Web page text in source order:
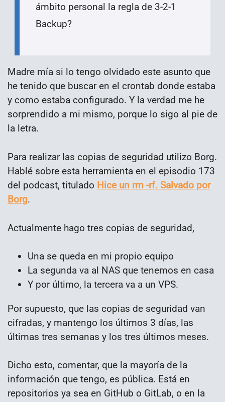
ámbito personal la regla de 3-2-1
Backup?
Madre mía si lo tengo olvidado este asunto que
he tenido que buscar en el crontab donde estaba
y como estaba configurado. Y la verdad me he
sorprendido a mi mismo, porque lo sigo al pie de
la letra.
Para realizar las copias de seguridad utilizo Borg.
Hablé sobre esta herramienta en el episodio 173
del podcast, titulado Hice un rm -rf. Salvado por
Borg.
Actualmente hago tres copias de seguridad,
Una se queda en mi propio equipo
La segunda va al NAS que tenemos en casa
Y por último, la tercera va a un VPS.
Por supuesto, que las copias de seguridad van
cifradas, y mantengo los últimos 3 días, las
últimas tres semanas y los tres últimos meses.
Dicho esto, comentar, que la mayoría de la
información que tengo, es pública. Está en
repositorios ya sea en GitHub o GitLab, o en la